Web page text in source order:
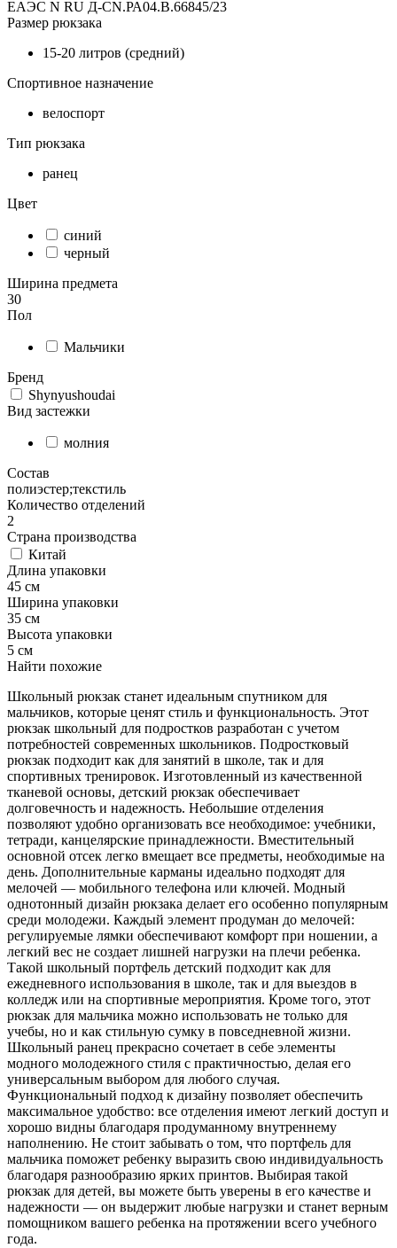
ЕАЭС N RU Д-CN.РА04.В.66845/23
Размер рюкзака
15-20 литров (средний)
Спортивное назначение
велоспорт
Тип рюкзака
ранец
Цвет
синий
черный
Ширина предмета
30
Пол
Мальчики
Бренд
Shynyushoudai
Вид застежки
молния
Состав
полиэстер;текстиль
Количество отделений
2
Страна производства
Китай
Длина упаковки
45 см
Ширина упаковки
35 см
Высота упаковки
5 см
Найти похожие
Школьный рюкзак станет идеальным спутником для
мальчиков, которые ценят стиль и функциональность. Этот
рюкзак школьный для подростков разработан с учетом
потребностей современных школьников. Подростковый
рюкзак подходит как для занятий в школе, так и для
спортивных тренировок. Изготовленный из качественной
тканевой основы, детский рюкзак обеспечивает
долговечность и надежность. Небольшие отделения
позволяют удобно организовать все необходимое: учебники,
тетради, канцелярские принадлежности. Вместительный
основной отсек легко вмещает все предметы, необходимые на
день. Дополнительные карманы идеально подходят для
мелочей — мобильного телефона или ключей. Модный
однотонный дизайн рюкзака делает его особенно популярным
среди молодежи. Каждый элемент продуман до мелочей:
регулируемые лямки обеспечивают комфорт при ношении, а
легкий вес не создает лишней нагрузки на плечи ребенка.
Такой школьный портфель детский подходит как для
ежедневного использования в школе, так и для выездов в
колледж или на спортивные мероприятия. Кроме того, этот
рюкзак для мальчика можно использовать не только для
учебы, но и как стильную сумку в повседневной жизни.
Школьный ранец прекрасно сочетает в себе элементы
модного молодежного стиля с практичностью, делая его
универсальным выбором для любого случая.
Функциональный подход к дизайну позволяет обеспечить
максимальное удобство: все отделения имеют легкий доступ и
хорошо видны благодаря продуманному внутреннему
наполнению. Не стоит забывать о том, что портфель для
мальчика поможет ребенку выразить свою индивидуальность
благодаря разнообразию ярких принтов. Выбирая такой
рюкзак для детей, вы можете быть уверены в его качестве и
надежности — он выдержит любые нагрузки и станет верным
помощником вашего ребенка на протяжении всего учебного
года.